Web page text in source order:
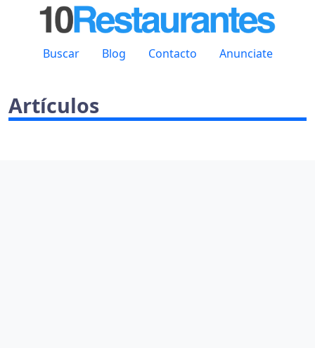
Buscar Blog Contacto Anunciate
Artículos